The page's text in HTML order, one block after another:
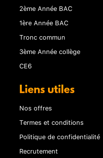
2ème Année BAC
1ère Année BAC
Tronc commun
3ème Année collège
CE6
Liens utiles
Nos offres
Termes et conditions
Politique de confidentialité
Recrutement